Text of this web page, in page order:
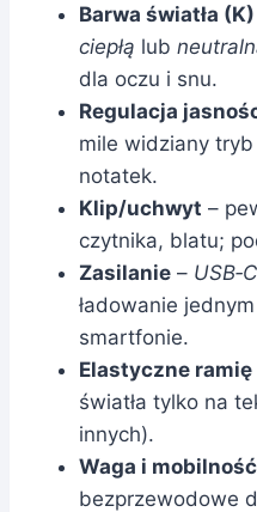
Barwa światła (K)
ciepłą lub
dla oczu i snu.
Regulacja
mile widziany
notatek.
Klip/uchwyt –
czytnika, blatu;
Zasilanie – USB‑C
ładowanie
smartfonie.
Elastyczne ramię
światła tylko na
innych).
Waga i mobilność
bezprzewodowe